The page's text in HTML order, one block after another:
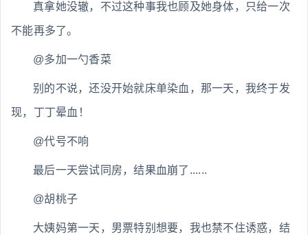
真拿她没辙，不过这种事我也顾及她身体，只给一次
不能再多了。
@多加一勺香菜
别的不说，还没开始就床单染血，那一天，我终于发
现，丁丁晕血！
@代号不响
最后一天尝试同房，结果血崩了......
@胡桃子
大姨妈第一天，男票特别想要，我也禁不住诱惑，结